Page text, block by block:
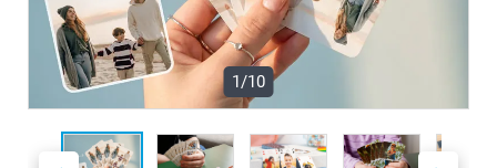
1/10